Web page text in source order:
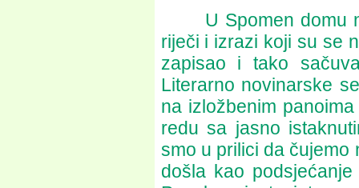
U Spomen domu
riječi i izrazi koji su se
zapisao i tako
Literarno novinarske
na izložbenim
redu sa jasno
smo u prilici da čujemo
došla kao